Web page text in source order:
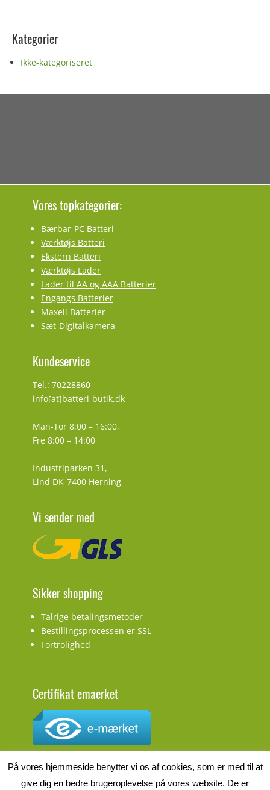
Kategorier
Ikke-kategoriseret
Vores topkategorier:
Bærbar-PC Batteri
Værktøjs Batteri
Ekstern Batteri
Værktøjs Lader
Lader til AA og AAA Batterier
Engangs Batterier
Maxell Batterier
Sæt-Digitalkamera
Kundeservice
Tel.: 70228860
info[at]batteri-butik.dk
Man-Tor 8:00 – 16:00,
Fre 8:00 – 14:00
Industriparken 31,
Lind DK-7400 Herning
Vi sender med
Sikker shopping
Talrige betalingsmetoder
Bestillingsprocessen er SSL
Fortrolighed
Certifikat emaerket
På vores hjemmeside benytter vi os af cookies, som er med til at
give dig en bedre brugeroplevelse på vores website. De er